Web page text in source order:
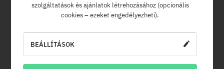
Hírlevél
Iratkozz fel hírlevelünkre és értesülj az elsők között új termékeinkről
és kedvezményeinkről!
szolgáltatások és ajánlatok létrehozásához (opcionális
cookies – ezeket engedélyezheti).
BEÁLLÍTÁSOK